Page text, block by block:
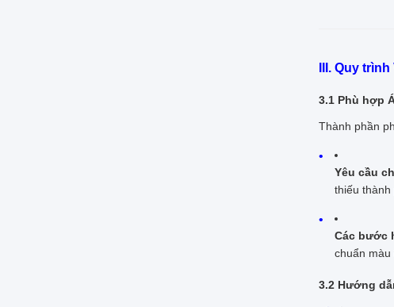
III. Quy
3.1 Phù hợp
Thành phần
Yêu cầu
thiếu thành
Các bước
chuẩn màu
3.2 Hướng